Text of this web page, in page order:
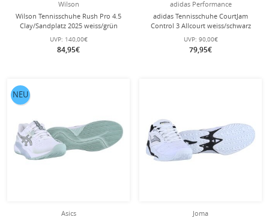
Wilson
Wilson Tennisschuhe Rush Pro 4.5
Clay/Sandplatz 2025 weiss/grün
Herren
UVP: 140,00€
84,95€
adidas Performance
adidas Tennisschuhe CourtJam
Control 3 Allcourt weiss/schwarz
Herren
UVP: 90,00€
79,95€
Asics
NEU
Joma